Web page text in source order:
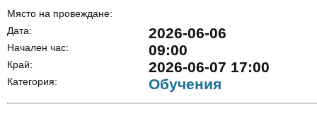
Място на провеждане:
Дата:
2026-06-06
Начален час: 09:00
Край: 2026-06-07 17:00
Категория: Обучения